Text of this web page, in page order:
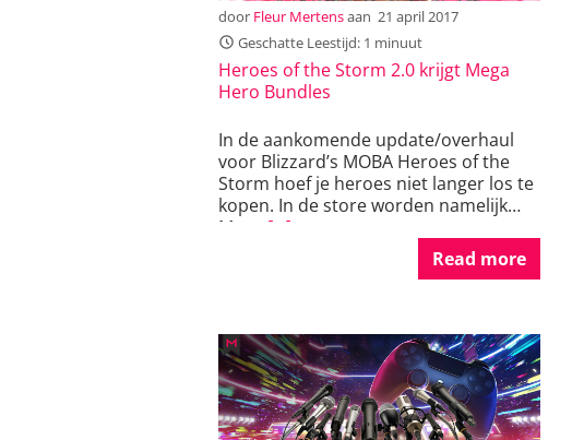
door Fleur Mertensaan 21 april 2017
Geschatte Leestijd: 1 minuut
Heroes of the Storm 2.0 krijgt Mega
Hero Bundles
In de aankomende update/overhaul
voor Blizzard’s MOBA Heroes of the
Storm hoef je heroes niet langer los te
kopen. In de store worden namelijk
Mega […]
Read more